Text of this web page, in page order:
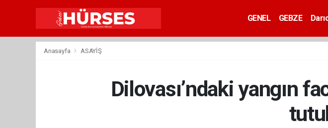
GENEL GEBZE
Anasayfa ASAYİŞ
Dilovası’ndaki yangın